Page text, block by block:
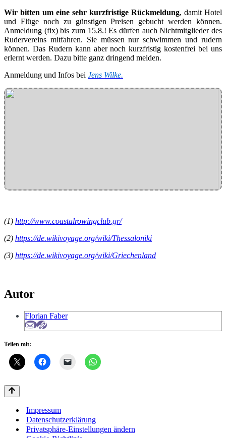
Wir bitten um eine sehr kurzfristige Rückmeldung, damit Hotel
und Flüge noch zu günstigen Preisen gebucht werden können.
Anmeldung (fix) bis zum 15.8.! Es dürfen auch Nichtmitglieder des
Rudervereins mitfahren. Sie müssen nur schwimmen und rudern
können. Das Rudern kann aber noch kurzfristig kostenfrei bei uns
erlernt werden. Dazu bitte ganz dringend melden.
Anmeldung und Infos bei Jens Wilke.
(1) http://www.coastalrowingclub.gr/
(2) https://de.wikivoyage.org/wiki/Thessaloniki
(3) https://de.wikivoyage.org/wiki/Griechenland
Autor
Florian Faber
Teilen mit:
Impressum
Datenschutzerklärung
Privatsphäre-Einstellungen ändern